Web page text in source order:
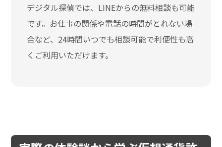
デジタル探偵では、LINEからの無料相談も可能
です。お仕事の関係や電話の時間がとれない場
合など、24時間いつでも相談可能で利便性も高
くご利用いただけます。